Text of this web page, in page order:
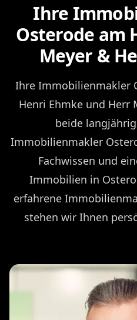
Ihre
Osterode am
Meyer &
Ihre Immobilienmakler
Henri Ehmke und Herr
beide
Immobilienmakler
Fachwissen und
Immobilien in
erfahrene
stehen wir Ihnen